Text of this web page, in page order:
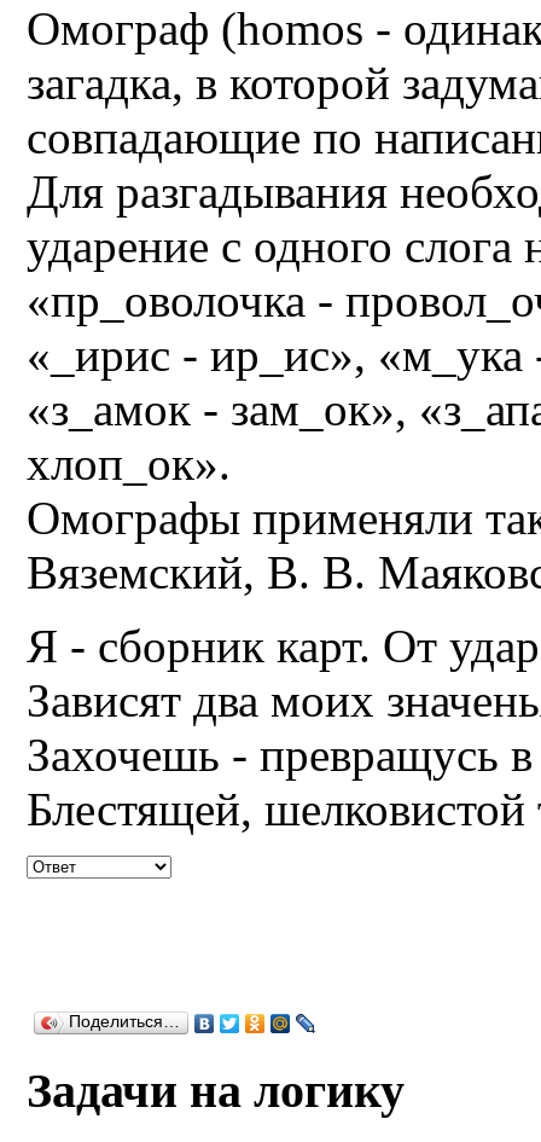
Омограф (homos -
загадка, в которой
совпадающие по
Для разгадывания
ударение с одного
«пр_оволочка -
«_ирис - ир_ис»,
«з_амок - зам_ок»,
хлоп_ок».
Омографы применяли
Вяземский, В. В.
Я - сборник карт. От
Зависят два моих
Захочешь - превращусь в
Блестящей, шелковистой
Поделиться…
Задачи на логику